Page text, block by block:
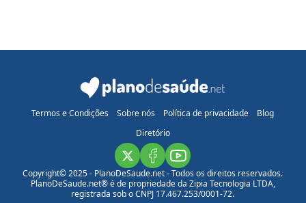
Termos e Condições Sobre nós Política de privacidade
Blog
Diretório
Copyright© 2025 - PlanoDeSaude.net - Todos os direitos reservados.
PlanoDeSaude.net® é de propriedade da Zipia Tecnologia LTDA,
registrada sob o CNPJ 17.467.253/0001-72.